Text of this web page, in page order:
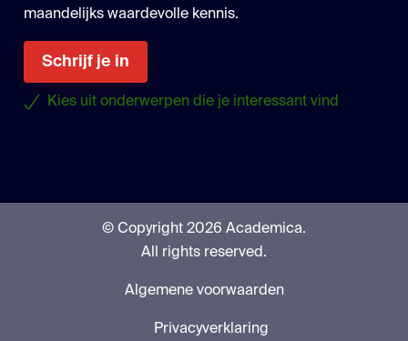
maandelijks waardevolle kennis.
Schrijf je in
Kies uit onderwerpen die je interessant vind
© Copyright 2026 Academica.
All rights reserved.
Algemene voorwaarden
Privacyverklaring